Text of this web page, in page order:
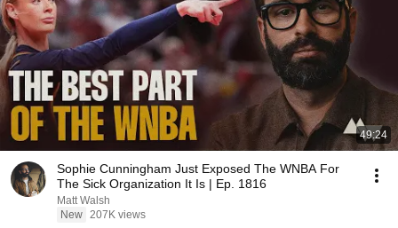
49:24
Sophie Cunningham Just Exposed The WNBA For
The Sick Organization It Is | Ep. 1816
Matt Walsh
New 207K views